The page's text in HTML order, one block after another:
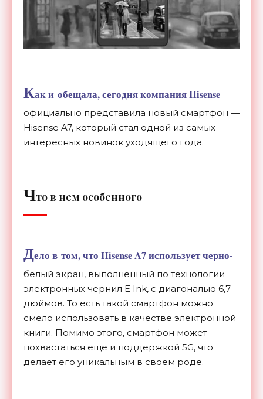
Как и обещала, сегодня компания Hisense
официально представила новый смартфон —
Hisense A7, который стал одной из самых
интересных новинок уходящего года.
Что в нем особенного
Дело в том, что Hisense A7 используетчерно-
белый экран, выполненный по технологии
электронных чернил E Ink, с диагональю 6,7
дюймов. То есть такой смартфон можно
смело использовать в качестве электронной
книги. Помимо этого, смартфон может
похвастаться еще и поддержкой 5G, что
делает его уникальным в своем роде.